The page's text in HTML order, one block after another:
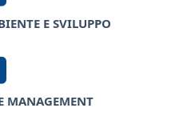
E SVILUPPO
MANAGEMENT